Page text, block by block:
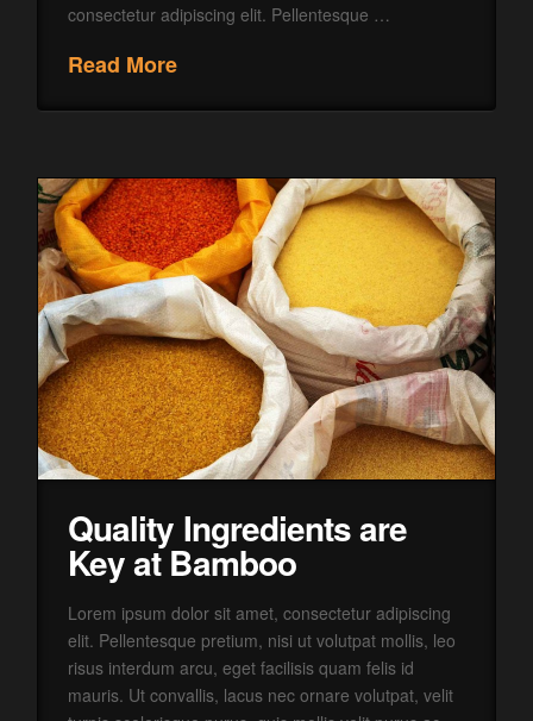
consectetur adipiscing elit. Pellentesque …
Read More
Quality Ingredients are
Key at Bamboo
Lorem ipsum dolor sit amet, consectetur adipiscing
elit. Pellentesque pretium, nisi ut volutpat mollis, leo
risus interdum arcu, eget facilisis quam felis id
mauris. Ut convallis, lacus nec ornare volutpat, velit